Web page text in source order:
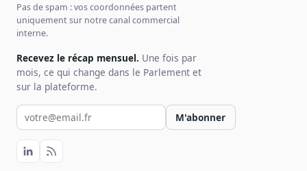
Pas de spam : vos coordonnées partent
uniquement sur notre canal commercial
interne.
Recevez le récap mensuel. Une fois par
mois, ce qui change dans le Parlement et
sur la plateforme.
Votre email pour la newsletter
M'abonner